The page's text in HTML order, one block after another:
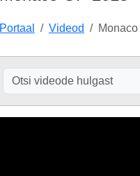
Portaal Videod